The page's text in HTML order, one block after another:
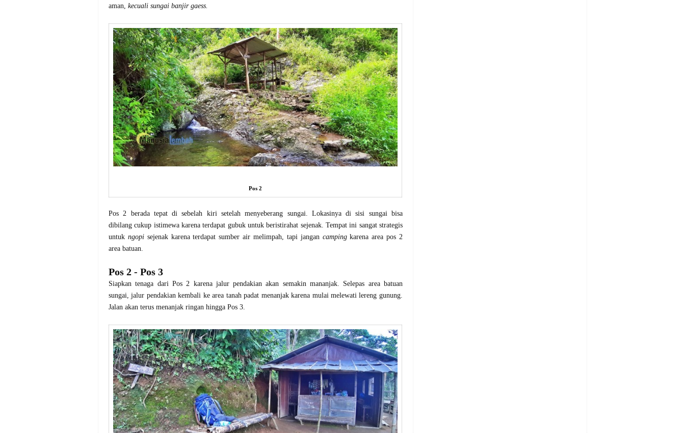
aman, kecuali sungai banjir gaess.
Pos 2
Pos 2 berada tepat di sebelah kiri setelah menyeberang sungai. Lokasinya di sisi sungai bisa
dibilang cukup istimewa karena terdapat gubuk untuk beristirahat sejenak. Tempat ini sangat strategis
untuk ngopi sejenak karena terdapat sumber air melimpah, tapi jangan campingkarena area pos 2
area batuan.
Pos 2 - Pos 3
Siapkan tenaga dari Pos 2 karena jalur pendakian akan semakin mananjak. Selepas area batuan
sungai, jalur pendakian kembali ke area tanah padat menanjak karena mulai melewati lereng gunung.
Jalan akan terus menanjak ringan hingga Pos 3.